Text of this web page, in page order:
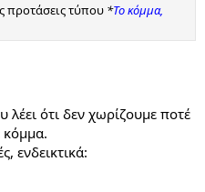
προτάσεις τύπου *Το κόμμα,
ότι δεν χωρίζουμε ποτέ
κόμμα.
ενδεικτικά: